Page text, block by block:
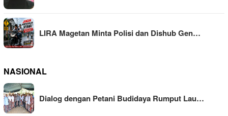
LIRA Magetan Minta Polisi dan Dishub Gen…
NASIONAL
Dialog dengan Petani Budidaya Rumput Lau…